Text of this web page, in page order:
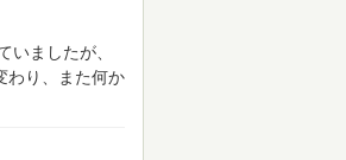
ましたが、
わり、また何か